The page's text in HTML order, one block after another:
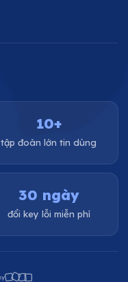
10+
tập đoàn lớn tin dùng
30 ngày
đổi key lỗi miễn phí